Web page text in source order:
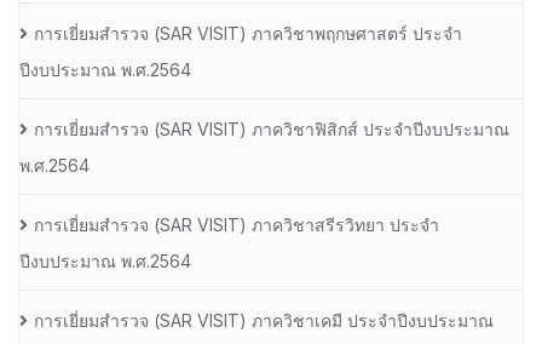
การเยี่ยมสํารวจ (SAR VISIT) ภาควิชาพฤกษศาสตร์ ประจํา
ปีงบประมาณ พ.ศ.2564
การเยี่ยมสํารวจ (SAR VISIT) ภาควิชาฟิสิกส์ ประจําปีงบประมาณ
พ.ศ.2564
การเยี่ยมสํารวจ (SAR VISIT) ภาควิชาสรีรวิทยา ประจํา
ปีงบประมาณ พ.ศ.2564
การเยี่ยมสํารวจ (SAR VISIT) ภาควิชาเคมี ประจําปีงบประมาณ